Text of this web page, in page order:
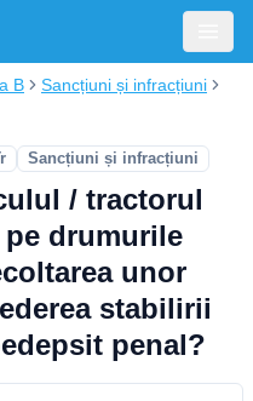
B
Sancțiuni și infracțiuni
Sancțiuni și infracțiuni
/ tractorul
drumurile
unor
stabilirii
penal?